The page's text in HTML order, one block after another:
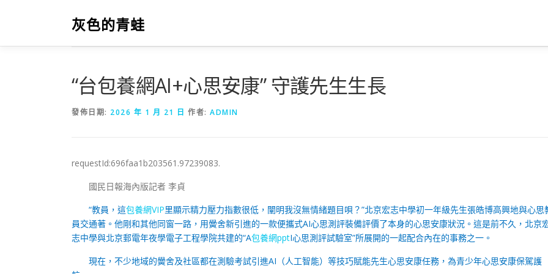
要
灰色的青蛙
“台包養網AI+心思安康” 守護先生生長
發佈日期: 2026 年 1 月 21 日 作者: ADMIN
requestId:696faa1b203561.97239083.
國民日報海內版記者 李貞
“教員，這包養網VIP里顯示精力壓力指數很低，闡明我沒無情緒題目唄？”北京宏志中學初一年級先生張皓博高興地與心思
員交通著。他剛和其他同窗一路，用黌舍新引進的一款便攜式AI心思測評裝備評價了本身的心思安康狀況。這是前不久，北京
志中學與北京郵電年夜學電子工程學院共建的“A包養網pptI心思測評試驗室”所展開的一起配合內在的事務之一。
現在，不少地域的黌舍及社區都在測驗考試引進AI（人工智能）等技巧賦能先生心思安康任務，為青少年心思安康保駕護